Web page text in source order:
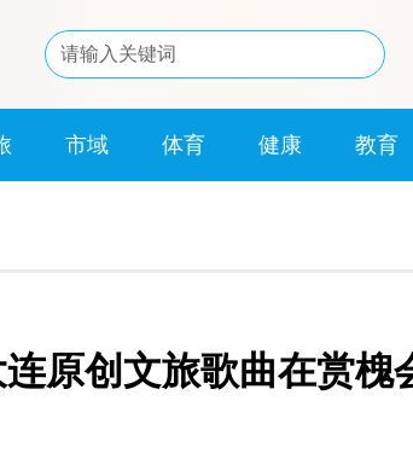
市域 体育 健康 教育
连原创文旅歌曲在赏槐